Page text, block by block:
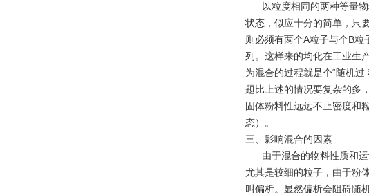
以粒度相同的两种等量物
状态，似应十分的简单，只
则必须有两个A粒子与个B
列。这样来的均化在工业生
为混合的过程就是个“随机
题比上述的情况要复杂的多
固体粉料性远远不止密度和
态）。
三、影响混合的因素
由于混合的物料性质和运
尤其是较细的粒子，由于粉
叫偏析。显然偏析会阻碍随